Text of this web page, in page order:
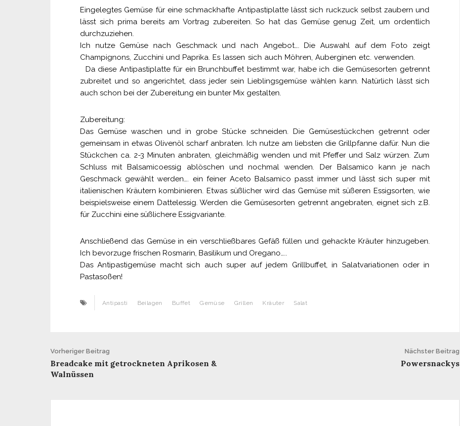
Eingelegtes Gemüse für eine schmackhafte Antipastiplatte lässt sich ruckzuck selbst zaubern und
lässt sich prima bereits am Vortrag zubereiten. So hat das Gemüse genug Zeit, um ordentlich
durchzuziehen.
Ich nutze Gemüse nach Geschmack und nach Angebot…. Die Auswahl auf dem Foto zeigt
Champignons, Zucchini und Paprika. Es lassen sich auch Möhren, Auberginen etc. verwenden.
Da diese Antipastiplatte für ein Brunchbuffet bestimmt war, habe ich die Gemüsesorten getrennt
zubreitet und so angerichtet, dass jeder sein Lieblingsgemüse wählen kann. Natürlich lässt sich
auch schon bei der Zubereitung ein bunter Mix gestalten.
Zubereitung:
Das Gemüse waschen und in grobe Stücke schneiden. Die Gemüsestückchen getrennt oder
gemeinsam in etwas Olivenöl scharf anbraten. Ich nutze am liebsten die Grillpfanne dafür. Nun die
Stückchen ca. 2-3 Minuten anbraten, gleichmäßig wenden und mit Pfeffer und Salz würzen. Zum
Schluss mit Balsamicoessig ablöschen und nochmal wenden. Der Balsamico kann je nach
Geschmack gewählt werden…. ein feiner Aceto Balsamico passt immer und lässt sich super mit
italienischen Kräutern kombinieren. Etwas süßlicher wird das Gemüse mit süßeren Essigsorten, wie
beispielsweise einem Dattelessig. Werden die Gemüsesorten getrennt angebraten, eignet sich z.B.
für Zucchini eine süßlichere Essigvariante.
Anschließend das Gemüse in ein verschließbares Gefäß füllen und gehackte Kräuter hinzugeben.
Ich bevorzuge frischen Rosmarin, Basilikum und Oregano…..
Das Antipastigemüse macht sich auch super auf jedem Grillbuffet, in Salatvariationen oder in
Pastasoßen!
Antipasti Beilagen Buffet Gemüse Grillen Kräuter Salat
Beitrags-
Navigation
Vorheriger Beitrag
Breadcake mit getrockneten Aprikosen &
Walnüssen
Nächster Beitrag
Powersnackys